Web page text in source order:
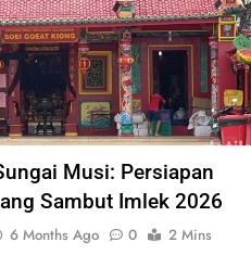
Musi: Persiapan
Sambut Imlek 2026
6 Months Ago 0
2 Mins